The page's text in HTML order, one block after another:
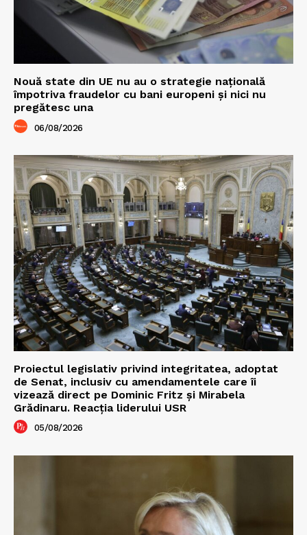
Nouă state din UE nu au o strategie națională
împotriva fraudelor cu bani europeni și nici nu
pregătesc una
06/08/2026
Proiectul legislativ privind integritatea, adoptat
de Senat, inclusiv cu amendamentele care îi
vizează direct pe Dominic Fritz și Mirabela
Grădinaru. Reacția liderului USR
05/08/2026